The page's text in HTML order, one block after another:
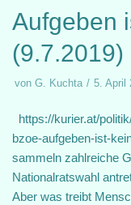
Aufgeben
(9.7.2019)
von G. Kuchta 5. April
https://kurier.at/
bzoe-aufgeben-ist-
sammeln zahlreiche
Nationalratswahl
Aber was treibt